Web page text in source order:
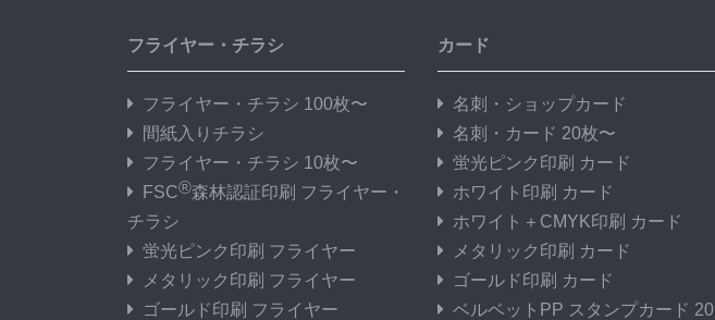
フライヤー・チラシ
フライヤー・チラシ 100枚〜
間紙入りチラシ
フライヤー・チラシ 10枚〜
FSC®森林認証印刷 フライヤー・
チラシ
蛍光ピンク印刷 フライヤー
メタリック印刷 フライヤー
ゴールド印刷 フライヤー
カード
名刺・ショップカード
名刺・カード 20枚〜
蛍光ピンク印刷 カード
ホワイト印刷 カード
ホワイト＋CMYK印刷 カード
メタリック印刷 カード
ゴールド印刷 カード
ベルベットPP スタンプカード 20